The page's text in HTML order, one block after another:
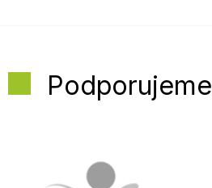
Podporujeme